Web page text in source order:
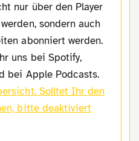
sondern auch
abonniert werden.
uns bei Spotify,
bei Apple Podcasts.
Solltet Ihr den
bitte deaktiviert